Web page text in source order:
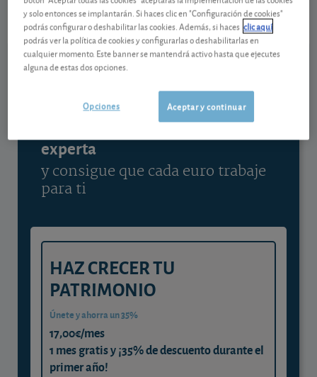
07/08/2026 Fráncfort
Ver detalladamente
experta
y consigue que cada euro trabaje
para ti
HAZ CRECER TU
PATRIMONIO
Únete y ahorra un 35%
17,00€/mes
1 mes gratis y ¡35% de descuento durante el
primer año!
y solo entonces se implantarán. Si haces clic en "Configuración de cookies"
podrás configurar o deshabilitar las cookies. Además, si haces clic aquí
podrás ver la política de cookies y configurarlas o deshabilitarlas en
cualquier momento. Este banner se mantendrá activo hasta que ejecutes
alguna de estas dos opciones.
Aceptar y continuar
Opciones